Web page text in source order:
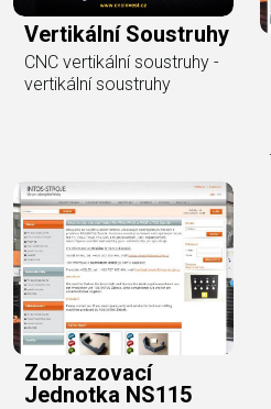
Vertikální Soustruhy
CNC vertikální soustruhy -
vertikální soustruhy
Zobrazovací
Jednotka NS115